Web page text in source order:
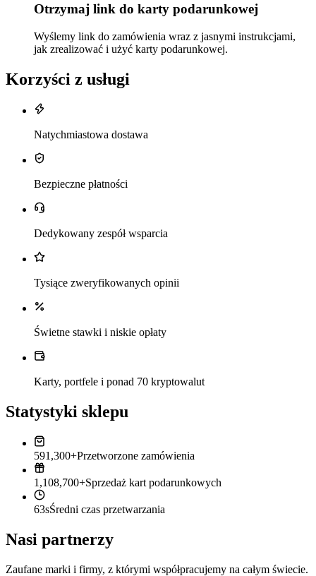
Otrzymaj link do karty podarunkowej
Wyślemy link do zamówienia wraz z jasnymi instrukcjami,
jak zrealizować i użyć karty podarunkowej.
Korzyści z usługi
Natychmiastowa dostawa
Bezpieczne płatności
Dedykowany zespół wsparcia
Tysiące zweryfikowanych opinii
Świetne stawki i niskie opłaty
Karty, portfele i ponad 70 kryptowalut
Statystyki sklepu
591,300+Przetworzone zamówienia
1,108,700+Sprzedaż kart podarunkowych
63sŚredni czas przetwarzania
Nasi partnerzy
Zaufane marki i firmy, z którymi współpracujemy na całym świecie.